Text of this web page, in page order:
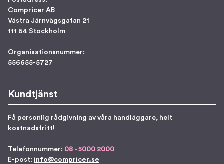
Compricer AB
Västra Järnvägsgatan 21
111 64 Stockholm
Organisationsnummer:
556655-5727
Kundtjänst
Få personlig rådgivning av våra handläggare, helt
kostnadsfritt!
Telefonnummer: 08 - 5000 2000
E-post: info@compricer.se